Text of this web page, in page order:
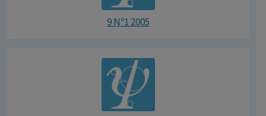
9 Nº1 2005